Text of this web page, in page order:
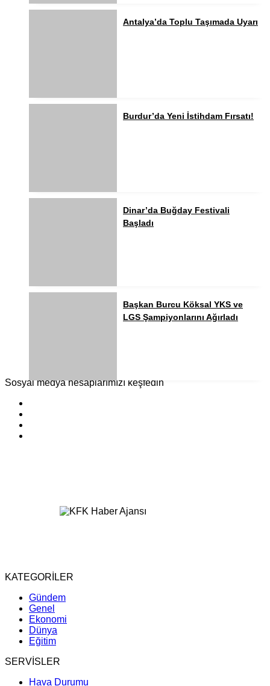
Antalya’da Toplu Taşımada Uyarı
Burdur’da Yeni İstihdam Fırsatı!
Dinar’da Buğday Festivali
Başladı
Başkan Burcu Köksal YKS ve
LGS Şampiyonlarını Ağırladı
Sosyal medya hesaplarımızı keşfedin
KATEGORİLER
Gündem
Genel
Ekonomi
Dünya
Eğitim
SERVİSLER
Hava Durumu